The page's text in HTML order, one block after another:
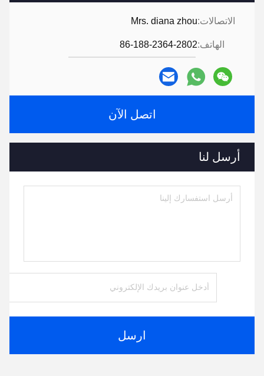
الاتصالات:Mrs. diana zhou
الهاتف:86-188-2364-2802
اتصل الآن
أرسل لنا
ارسل